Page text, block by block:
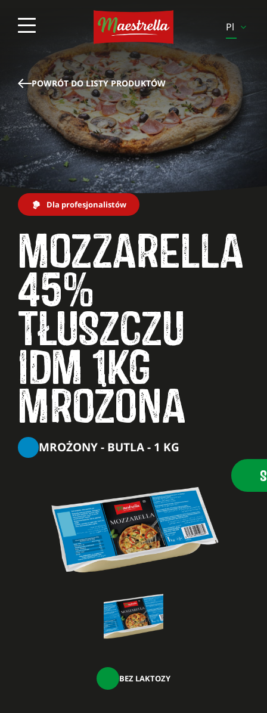
Pl
Es
It
Pt
Sv
Fi
POWRÓT DO LISTY PRODUKTÓW
Dla profesjonalistów
MOZZARELLA
45%
TŁUSZCZU
IDM 1KG
MROŻONA
MROŻONY - BUTLA - 1 KG
BEZ LAKTOZY